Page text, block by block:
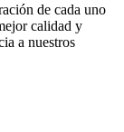
de cada uno
calidad y
a nuestros